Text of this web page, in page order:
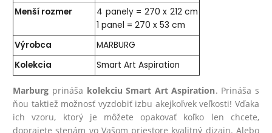
Menší rozmer
4 panely = 270 x 212 cm
1 panel = 270 x 53 cm
Výrobca
MARBURG
Kolekcia
Smart Art Aspiration
Marburg prináša kolekciu Smart Art Aspiration. Prináša s
ňou taktiež možnosť vyzdobiť izbu akejkoľvek veľkosti! Vďaka
ich vzoru, ktorý je môžete opakovať koľko len chcete,
doprajete stenám vo Vašom priestore kvalitný dizajn. Alebo